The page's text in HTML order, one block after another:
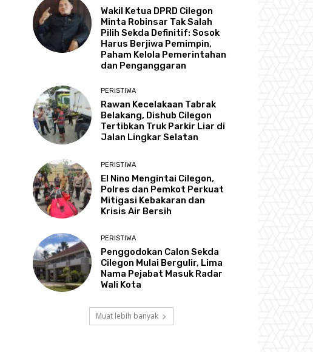
Wakil Ketua DPRD Cilegon
Minta Robinsar Tak Salah
Pilih Sekda Definitif: Sosok
Harus Berjiwa Pemimpin,
Paham Kelola Pemerintahan
dan Penganggaran
PERISTIWA
Rawan Kecelakaan Tabrak
Belakang, Dishub Cilegon
Tertibkan Truk Parkir Liar di
Jalan Lingkar Selatan
PERISTIWA
El Nino Mengintai Cilegon,
Polres dan Pemkot Perkuat
Mitigasi Kebakaran dan
Krisis Air Bersih
PERISTIWA
Penggodokan Calon Sekda
Cilegon Mulai Bergulir, Lima
Nama Pejabat Masuk Radar
Wali Kota
Muat lebih banyak